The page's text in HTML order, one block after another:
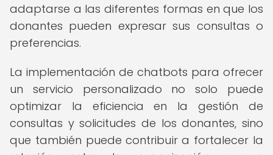
adaptarse a las diferentes formas en que los
donantes pueden expresar sus consultas o
preferencias.
La implementación de chatbots para ofrecer
un servicio personalizado no solo puede
optimizar la eficiencia en la gestión de
consultas y solicitudes de los donantes, sino
que también puede contribuir a fortalecer la